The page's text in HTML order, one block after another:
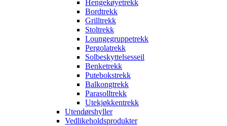
Hengekøyetrekk
Bordtrekk
Grilltrekk
Stoltrekk
Loungegruppetrekk
Pergolatrekk
Solbeskyttelsesseil
Benketrekk
Putebokstrekk
Balkongtrekk
Parasolltrekk
Utekjøkkentrekk
Utendørshyller
Vedlikeholdsprodukter